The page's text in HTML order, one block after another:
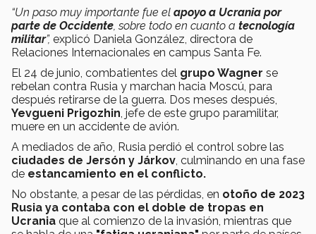
“Un paso muy importante fue el apoyo a Ucrania por
parte de Occidente, sobre todo en cuanto a tecnología
militar”, explicó Daniela González, directora de
Relaciones Internacionales en campus Santa Fe.
El 24 de junio, combatientes del grupo Wagner se
rebelan contra Rusia y marchan hacia Moscú, para
después retirarse de la guerra. Dos meses después,
Yevgueni Prigozhin, jefe de este grupo paramilitar,
muere en un accidente de avión.
A mediados de año, Rusia perdió el control sobre las
ciudades de Jersón y Járkov, culminando en una fase
de estancamiento en el conflicto.
No obstante, a pesar de las pérdidas, en otoño de 2023
Rusia ya contaba con el doble de tropas en
Ucrania que al comienzo de la invasión, mientras que